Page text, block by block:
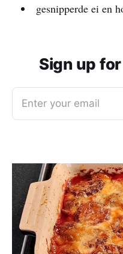
gesnipperde ei en
Sign up
Enter your email